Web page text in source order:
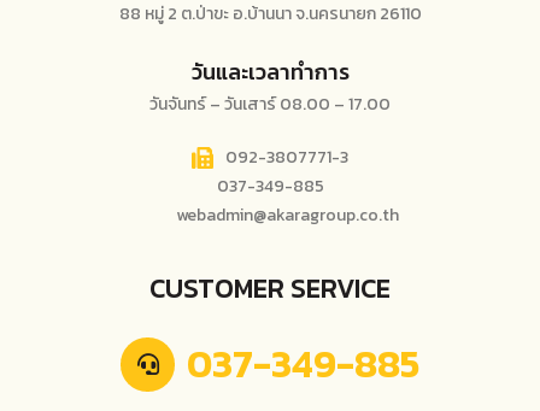
88 หมู่ 2 ต.ป่าขะ อ.บ้านนา จ.นครนายก 26110
วันและเวลาทำการ
วันจันทร์ – วันเสาร์ 08.00 – 17.00
092-3807771-3
037-349-885
webadmin@akaragroup.co.th
CUSTOMER SERVICE
037-349-885